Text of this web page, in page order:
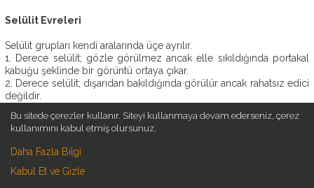
BLOG
İLETIŞIM
Selülit Evreleri
Selülit grupları kendi aralarında üçe ayrılır.
1. Derece selülit; gözle görülmez ancak elle sıkıldığında portakal
kabuğu şeklinde bir görüntü ortaya çıkar.
2. Derece selülit; dışarıdan bakıldığında görülür ancak rahatsız edici
değildir.
yaşandığı evredir. Bu evrede olanların mutlaka selülit tedavisi
olması gereklidir.
Selülit Oluşumunu Etkileyen Çevresel ve Fiziksel
Bu sitede çerezler kullanır. Siteyi kullanmaya devam ederseniz, çerez
kullanımını kabul etmiş olursunuz.
Daha Fazla Bilgi
Kabul Et ve Gizle